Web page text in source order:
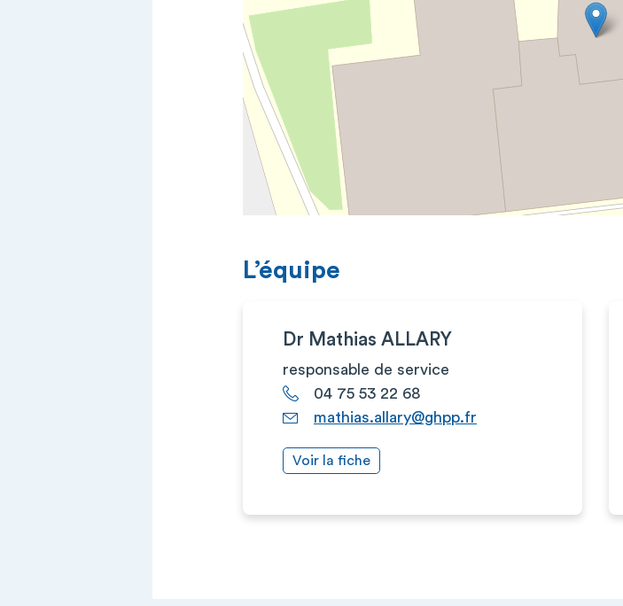
L’équipe
Dr Mathias ALLARY
responsable de service
04 75 53 22 68
mathias.allary@ghpp.fr
Voir la fiche